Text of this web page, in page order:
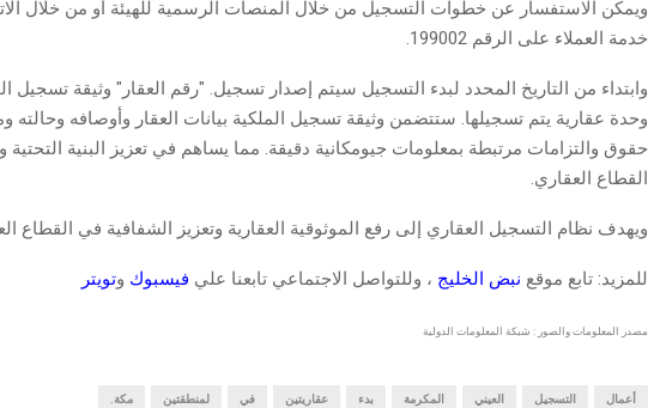
ويمكن الاستفسار عن خطوات التسجيل من خلال المنصات الرسمية للهيئة أو من خلال
خدمة العملاء على الرقم 199002.
وابتداء من التاريخ المحدد لبدء التسجيل سيتم إصدار تسجيل. "رقم العقار" وثيقة تسجيل
وحدة عقارية يتم تسجيلها. ستتضمن وثيقة تسجيل الملكية بيانات العقار وأوصافه وحالته
حقوق والتزامات مرتبطة بمعلومات جيومكانية دقيقة. مما يساهم في تعزيز البنية التحتية
القطاع العقاري.
ويهدف نظام التسجيل العقاري إلى رفع الموثوقية العقارية وتعزيز الشفافية في القطاع
للمزيد: تابع موقع نبض الخليج ، وللتواصل الاجتماعي تابعنا علي فيسبوك وتويتر
مصدر المعلومات والصور : شبكة المعلومات الدولية
أعمال التسجيل العيني المكرمة بدء عقاريتين في لمنطقتين مكة.